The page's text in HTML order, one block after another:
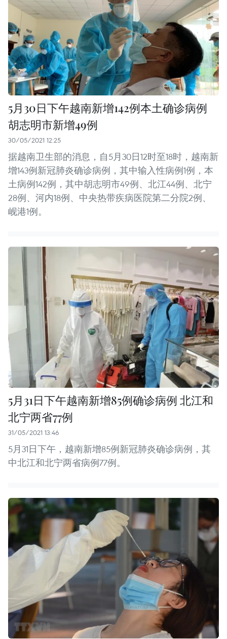
5月30日下午越南新增142例本土确诊病例
胡志明市新增49例
30/05/2021 12:25
据越南卫生部的消息，自5月30日12时至18时，越南新
增143例新冠肺炎确诊病例，其中输入性病例1例，本
土病例142例，其中胡志明市49例、北江44例、北宁
28例、河内18例、中央热带疾病医院第二分院2例、
岘港1例。
5月31日下午越南新增85例确诊病例 北江和
北宁两省77例
31/05/2021 13:46
5月31日下午，越南新增85例新冠肺炎确诊病例，其
中北江和北宁两省病例77例。